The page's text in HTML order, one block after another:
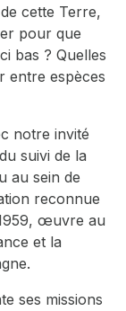
cette Terre,
pour que
bas ? Quelles
entre espèces
notre invité
suivi de la
au sein de
reconnue
œuvre au
et la
ses missions